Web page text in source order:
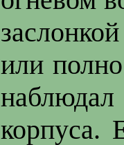
или
корпуса.